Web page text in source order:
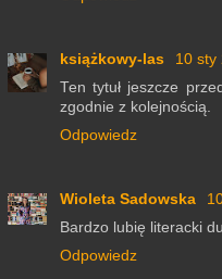
książkowy-las
10 sty
Ten tytuł jeszcze
zgodnie z kolejnością.
Odpowiedz
Wioleta Sadowska
Bardzo lubię literacki
Odpowiedz